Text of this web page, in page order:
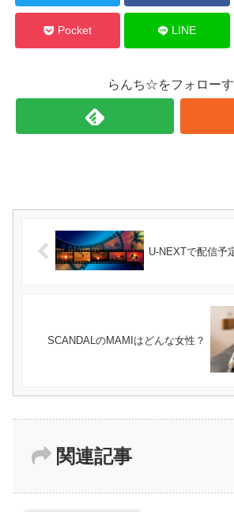
Pocket LINE
らんち☆をフォロー
U-NEXTで配信予
SCANDALのMAMIはどんな女性？
関連記事